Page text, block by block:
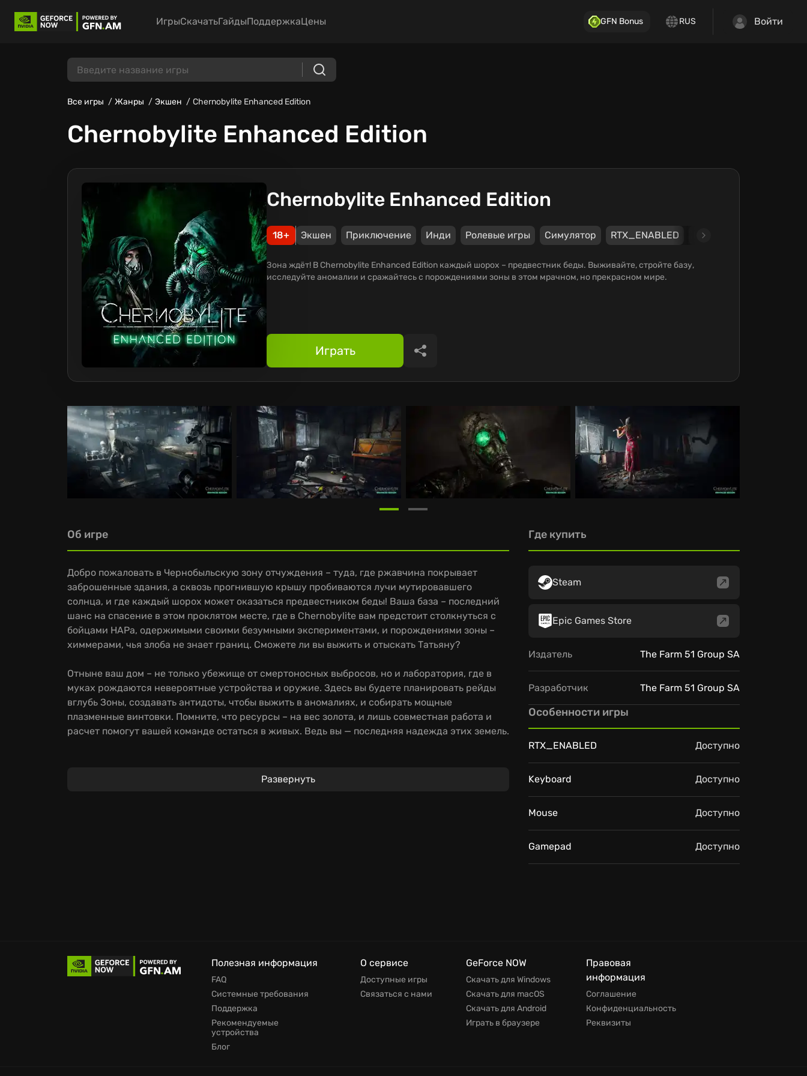
ИгрыСкачатьГайдыПоддержкаЦены GFN Bonus RUS Войти
Все игры Жанры Экшен Chernobylite Enhanced Edition
Chernobylite Enhanced Edition
Chernobylite Enhanced Edition
18+ Экшен Приключение Инди Ролевые игры Симулятор RTX_ENABLED Keyboard
Зона ждёт! В Chernobylite Enhanced Edition каждый шорох – предвестник беды. Выживайте, стройте базу,
исследуйте аномалии и сражайтесь с порождениями зоны в этом мрачном, но прекрасном мире.
Играть Поделиться
Об игре
Добро пожаловать в Чернобыльскую зону отчуждения – туда, где ржавчина покрывает
заброшенные здания, а сквозь прогнившую крышу пробиваются лучи мутировавшего
солнца, и где каждый шорох может оказаться предвестником беды! Ваша база – последний
шанс на спасение в этом проклятом месте, где в Chernobylite вам предстоит столкнуться с
бойцами НАРа, одержимыми своими безумными экспериментами, и порождениями зоны –
химмерами, чья злоба не знает границ. Сможете ли вы выжить и отыскать Татьяну?
Отныне ваш дом – не только убежище от смертоносных выбросов, но и лаборатория, где в
муках рождаются невероятные устройства и оружие. Здесь вы будете планировать рейды
вглубь Зоны, создавать антидоты, чтобы выжить в аномалиях, и собирать мощные
плазменные винтовки. Помните, что ресурсы – на вес золота, и лишь совместная работа и
расчет помогут вашей команде остаться в живых. Ведь вы — последняя надежда этих земель.
реалистичностью. Вас ждёт потрясающее внимание к деталям окружения, благодаря
Развернуть
Где купить
Steam
Epic Games Store
Издатель The Farm 51 Group SA
Разработчик The Farm 51 Group SA
Особенности игры
RTX_ENABLED Доступно
Keyboard Доступно
Mouse Доступно
Gamepad Доступно
Полезная информация
FAQ
Системные требования
Поддержка
Рекомендуемые
устройства
Блог
О сервисе
Доступные игры
Связаться с нами
GeForce NOW
Скачать для Windows
Скачать для macOS
Скачать для Android
Играть в браузере
Правовая
информация
Соглашение
Конфиденциальность
Реквизиты